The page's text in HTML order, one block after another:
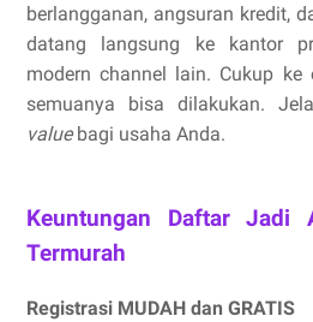
berlangganan, angsuran kredit,
datang langsung ke kantor
modern channel lain. Cukup
semuanya bisa dilakukan.
valuebagi usaha Anda.
Keuntungan Daftar Jadi
Termurah
Registrasi MUDAH dan GRATIS